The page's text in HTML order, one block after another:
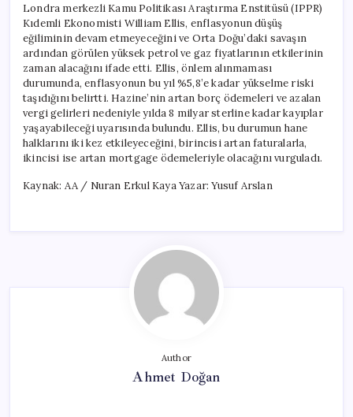
Londra merkezli Kamu Politikası Araştırma Enstitüsü (IPPR)
Kıdemli Ekonomisti William Ellis, enflasyonun düşüş
eğiliminin devam etmeyeceğini ve Orta Doğu’daki savaşın
ardından görülen yüksek petrol ve gaz fiyatlarının etkilerinin
zaman alacağını ifade etti. Ellis, önlem alınmaması
durumunda, enflasyonun bu yıl %5,8’e kadar yükselme riski
taşıdığını belirtti. Hazine’nin artan borç ödemeleri ve azalan
vergi gelirleri nedeniyle yılda 8 milyar sterline kadar kayıplar
yaşayabileceği uyarısında bulundu. Ellis, bu durumun hane
halklarını iki kez etkileyeceğini, birincisi artan faturalarla,
ikincisi ise artan mortgage ödemeleriyle olacağını vurguladı.
Kaynak: AA / Nuran Erkul Kaya Yazar: Yusuf Arslan
Author
Ahmet Doğan